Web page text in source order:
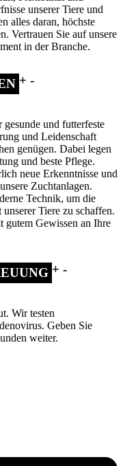
unserer Tiere und
alles daran, höchste
Vertrauen Sie auf unsere
in der Branche.
und futterfeste
und Leidenschaft
genügen. Dabei legen
und beste Pflege.
neue Erkenntnisse und
Zuchtanlagen.
Technik, um die
Tiere zu schaffen.
gutem Gewissen an Ihre
Wir testen
Geben Sie
weiter.